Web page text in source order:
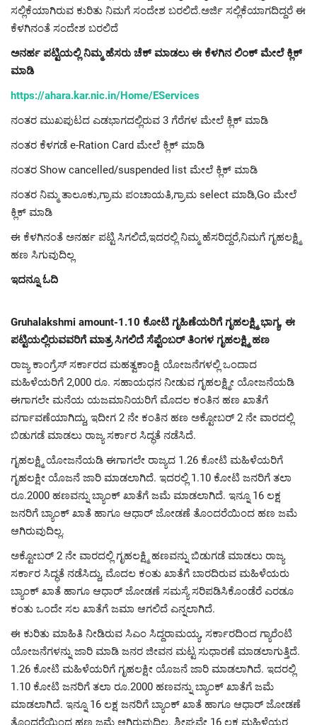
ಸಲ್ಲಿಕೆಯಾಗಿರುವ ಕುರಿತು ನಿಮಗೆ ಸಂದೇಶ ಬರಲಿದೆ.ಅರ್ಜಿ ಸಲ್ಲಿಕೆಯಾಗದಿದ್ದರೆ ಈ
ಕೆಳಗಿನಂತೆ ಸಂದೇಶ ಬರಲಿದೆ
ಅನರ್ಹ ಪಟ್ಟಿಯಲ್ಲಿ ನಿಮ್ಮ ಹೆಸರು ಚೆಕ್ ಮಾಡಲು ಈ ಕೆಳಗಿನ ಲಿಂಕ್ ಮೇಲೆ ಕ್ಲಿಕ್
ಮಾಡಿ
https://ahara.kar.nic.in/Home/EServices
ನಂತರ ಮುಖಪುಟದ ಎಡಭಾಗದಲ್ಲಿರುವ 3 ಗೆರೆಗಳ ಮೇಲೆ ಕ್ಲಿಕ್ ಮಾಡಿ
ನಂತರ ಕೆಳಗಡೆ e-Ration Card ಮೇಲೆ ಕ್ಲಿಕ್ ಮಾಡಿ
ನಂತರ Show cancelled/suspended list ಮೇಲೆ ಕ್ಲಿಕ್ ಮಾಡಿ
ನಂತರ ನಿಮ್ಮ ತಾಲೂಕು,ಗ್ರಾಮ ಪಂಚಾಯತಿ,ಗ್ರಾಮ select ಮಾಡಿ,Go ಮೇಲೆ
ಕ್ಲಿಕ್ ಮಾಡಿ
ಈ ಕೆಳಗಿನಂತೆ ಅನರ್ಹ ಪಟ್ಟಿ ಸಿಗಲಿದೆ,ಇದರಲ್ಲಿ ನಿಮ್ಮ ಹೆಸರಿದ್ದರೆ,ನಿಮಗೆ ಗೃಹಲಕ್ಷ್ಮಿ
ಹಣ ಸಿಗುವುದಿಲ್ಲ
ಇದನ್ನೂ ಓದಿ
Gruhalakshmi amount-1.10 ಕೋಟಿ ಗೃಹಿಣೆಯರಿಗೆ ಗೃಹಲಕ್ಷ್ಮಿ ಭಾಗ್ಯ, ಈ
ಪಟ್ಟಿಯಲ್ಲಿರುವವರಿಗೆ ಮಾತ್ರ ಸಿಗಲಿದೆ ಸೆಪ್ಟೆಂಬರ್ ತಿಂಗಳ ಗೃಹಲಕ್ಷ್ಮಿ ಹಣ
ರಾಜ್ಯ ಕಾಂಗ್ರೆಸ್ ಸರ್ಕಾರದ ಮಹತ್ವಕಾಂಕ್ಷಿ ಯೋಜನೆಗಳಲ್ಲಿ ಒಂದಾದ
ಮಹಿಳೆಯರಿಗೆ 2,000 ರೂ. ಸಹಾಯಧನ ನೀಡುವ ಗೃಹಲಕ್ಷ್ಮೀ ಯೋಜನೆಯಡಿ
ಈಗಾಗಲೇ ಮನೆಯ ಯಜಮಾನಿಯರಿಗೆ ಮೊದಲ ಕಂತಿನ ಹಣ ಖಾತೆಗೆ
ವರ್ಗಾವಣೆಯಾಗಿದ್ದು, ಇದೀಗ 2 ನೇ ಕಂತಿನ ಹಣ ಅಕ್ಟೋಬರ್ 2 ನೇ ವಾರದಲ್ಲಿ
ಬಿಡುಗಡೆ ಮಾಡಲು ರಾಜ್ಯ ಸರ್ಕಾರ ಸಿದ್ಧತೆ ನಡೆಸಿದೆ.
ಗೃಹಲಕ್ಷ್ಮಿ ಯೋಜನೆಯಡಿ ಈಗಾಗಲೇ ರಾಜ್ಯದ 1.26 ಕೋಟಿ ಮಹಿಳೆಯರಿಗೆ
ಗೃಹಲಕ್ಷೀ ಯೊಜನೆ ಜಾರಿ ಮಾಡಲಾಗಿದೆ. ಇದರಲ್ಲಿ 1.10 ಕೋಟಿ ಜನರಿಗೆ ತಲಾ
ರೂ.2000 ಹಣವನ್ನು ಬ್ಯಾಂಕ್ ಖಾತೆಗೆ ಜಮೆ ಮಾಡಲಾಗಿದೆ. ಇನ್ನೂ 16 ಲಕ್ಷ
ಜನರಿಗೆ ಬ್ಯಾಂಕ್ ಖಾತೆ ಹಾಗೂ ಆಧಾರ್ ಜೋಡಣೆ ತೊಂದರೆಯಿಂದ ಹಣ ಜಮೆ
ಆಗಿರುವುದಿಲ್ಲ.
ಅಕ್ಟೋಬರ್ 2 ನೇ ವಾರದಲ್ಲಿ ಗೃಹಲಕ್ಷ್ಮಿ ಹಣವನ್ನು ಬಿಡುಗಡೆ ಮಾಡಲು ರಾಜ್ಯ
ಸರ್ಕಾರ ಸಿದ್ಧತೆ ನಡೆಸಿದ್ದು, ಮೊದಲ ಕಂತು ಖಾತೆಗೆ ಬಾರದಿರುವ ಮಹಿಳೆಯರು
ಬ್ಯಾಂಕ್ ಖಾತೆ ಹಾಗೂ ಆಧಾರ್ ಜೋಡಣೆ ಸಮಸ್ಯೆ ಸರಿಪಡಿಸಿಕೊಂಡೆರೆ ಎರಡೂ
ಕಂತು ಒಂದೇ ಸಲ ಖಾತೆಗೆ ಜಮಾ ಆಗಲಿದೆ ಎನ್ನಲಾಗಿದೆ.
ಈ ಕುರಿತು ಮಾಹಿತಿ ನೀಡಿರುವ ಸಿಎಂ ಸಿದ್ದರಾಮಯ್ಯ, ಸರ್ಕಾರದಿಂದ ಗ್ಯಾರೆಂಟಿ
ಯೋಜನೆಗಳನ್ನು ಜಾರಿ ಮಾಡಿ ಜನರ ಜೀವನ ಮಟ್ಟ ಸುಧಾರಣೆ ಮಾಡಲಾಗುತ್ತಿದೆ.
1.26 ಕೋಟಿ ಮಹಿಳೆಯರಿಗೆ ಗೃಹಲಕ್ಷೀ ಯೊಜನೆ ಜಾರಿ ಮಾಡಲಾಗಿದೆ. ಇದರಲ್ಲಿ
1.10 ಕೋಟಿ ಜನರಿಗೆ ತಲಾ ರೂ.2000 ಹಣವನ್ನು ಬ್ಯಾಂಕ್ ಖಾತೆಗೆ ಜಮೆ
ಮಾಡಲಾಗಿದೆ. ಇನ್ನೂ 16 ಲಕ್ಷ ಜನರಿಗೆ ಬ್ಯಾಂಕ್ ಖಾತೆ ಹಾಗೂ ಆಧಾರ್ ಜೋಡಣೆ
ತೊಂದರೆಯಿಂದ ಹಣ ಜಮೆ ಆಗಿರುವುದಿಲ್ಲ. ಶೀಘ್ರವೇ 16 ಲಕ್ಷ ಮಹಿಳೆಯರ